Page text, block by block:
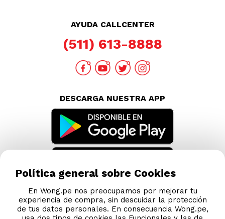
AYUDA CALLCENTER
(511) 613-8888
DESCARGA NUESTRA APP
Política general sobre Cookies
En Wong.pe nos preocupamos por mejorar tu
experiencia de compra, sin descuidar la protección
de tus datos personales. En consecuencia Wong.pe,